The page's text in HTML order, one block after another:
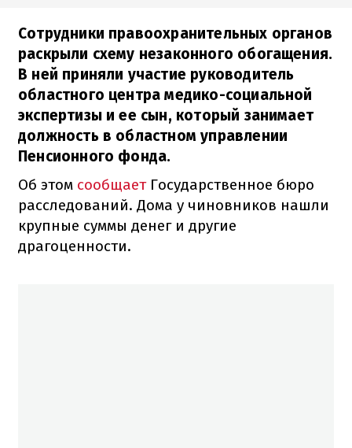
Сотрудники правоохранительных органов
раскрыли схему незаконного обогащения.
В ней приняли участие руководитель
областного центра медико-социальной
экспертизы и ее сын, который занимает
должность в областном управлении
Пенсионного фонда.
Об этом сообщает Государственное бюро
расследований. Дома у чиновников нашли
крупные суммы денег и другие
драгоценности.